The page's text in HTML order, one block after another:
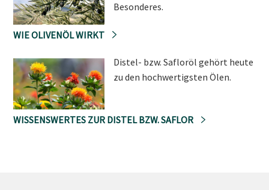
Besonderes.
WIE OLIVENÖL WIRKT
Distel- bzw. Safloröl gehört heute
zu den hochwertigsten Ölen.
WISSENSWERTES ZUR DISTEL BZW. SAFLOR